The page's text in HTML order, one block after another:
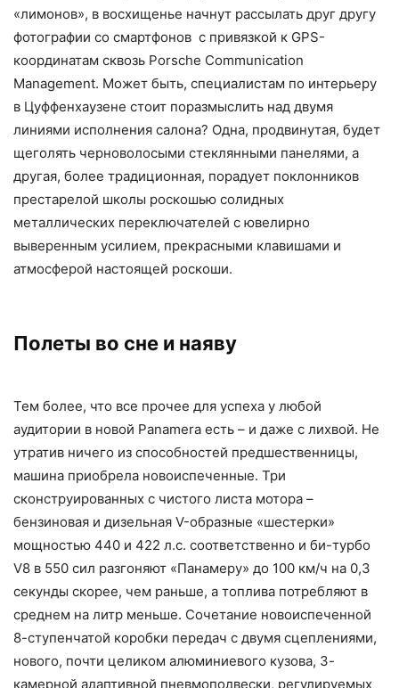
«лимонов», в восхищенье начнут рассылать друг другу
фотографии со смартфонов с привязкой к GPS-
координатам сквозь Porsche Communication
Management. Может быть, специалистам по интерьеру
в Цуффенхаузене стоит поразмыслить над двумя
линиями исполнения салона? Одна, продвинутая, будет
щеголять черноволосыми стеклянными панелями, а
другая, более традиционная, порадует поклонников
престарелой школы роскошью солидных
металлических переключателей с ювелирно
выверенным усилием, прекрасными клавишами и
атмосферой настоящей роскоши.
Полеты во сне и наяву
Тем более, что все прочее для успеха у любой
аудитории в новой Panamera есть – и даже с лихвой. Не
утратив ничего из способностей предшественницы,
машина приобрела новоиспеченные. Три
сконструированных с чистого листа мотора –
бензиновая и дизельная V-образные «шестерки»
мощностью 440 и 422 л.с. соответственно и би-турбо
V8 в 550 сил разгоняют «Панамеру» до 100 км/ч на 0,3
секунды скорее, чем раньше, а топлива потребляют в
среднем на литр меньше. Сочетание новоиспеченной
8-ступенчатой коробки передач с двумя сцеплениями,
нового, почти целиком алюминиевого кузова, 3-
камерной адаптивной пневмоподвески, регулируемых